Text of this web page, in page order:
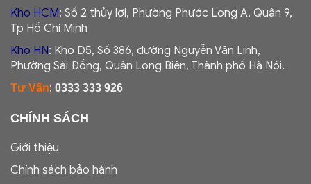
Kho HCM: Số 2 thủy lợi, Phường Phước Long A, Quận 9,
Tp Hồ Chí Minh
Kho HN: Kho D5, Số 386, đường Nguyễn Văn Linh,
Phường Sài Đồng, Quận Long Biên, Thành phố Hà Nội.
Tư Vấn: 0333 333 926
CHÍNH SÁCH
Giới thiệu
Chính sách bảo hành